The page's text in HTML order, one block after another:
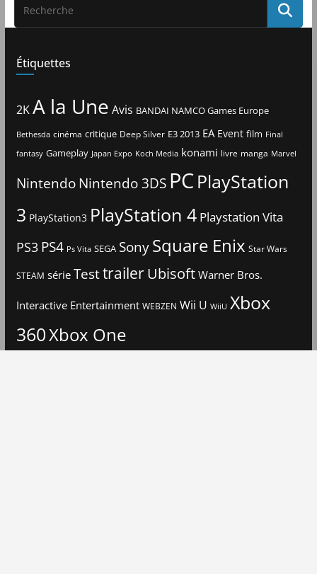
Étiquettes
2KA la Une Avis BANDAI NAMCO Games Europe
Bethesda cinéma critique Deep Silver E3 2013 EA Event film Final
fantasy Gameplay Japan Expo Koch Media konami livre manga Marvel
Nintendo Nintendo 3DS PCPlayStation
3 PlayStation3 PlayStation 4 Playstation Vita
PS3 PS4 Ps Vita SEGA Sony Square Enix Star Wars
STEAM série TesttrailerUbisoftWarner Bros.
Interactive Entertainment WEBZEN Wii U WiiU Xbox
360Xbox One